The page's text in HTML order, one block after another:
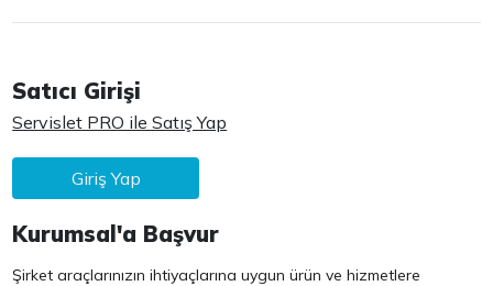
Satıcı Girişi
Servislet PRO ile Satış Yap
Giriş Yap
Kurumsal'a Başvur
Şirket araçlarınızın ihtiyaçlarına uygun ürün ve hizmetlere